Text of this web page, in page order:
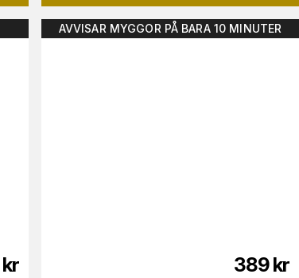
kr
AVVISAR MYGGOR PÅ BARA 10 MINUTER
389kr